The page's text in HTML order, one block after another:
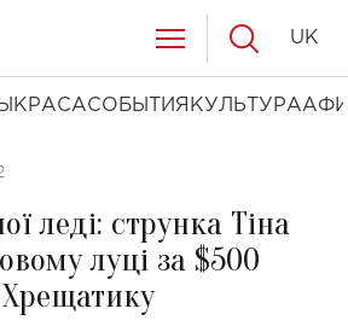
КРАСАСОБЫТИЯ КУЛЬТУРА
UK
леді: струнка Тіна
луці за $500